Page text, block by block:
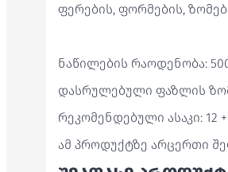
ფერების, ფორმების,
ნაწილების რაოდენობა:
დასრულებული ფაზლის
რეკომენდებული ასაკი: 12 +
ამ პროდუქტზე არცერთი